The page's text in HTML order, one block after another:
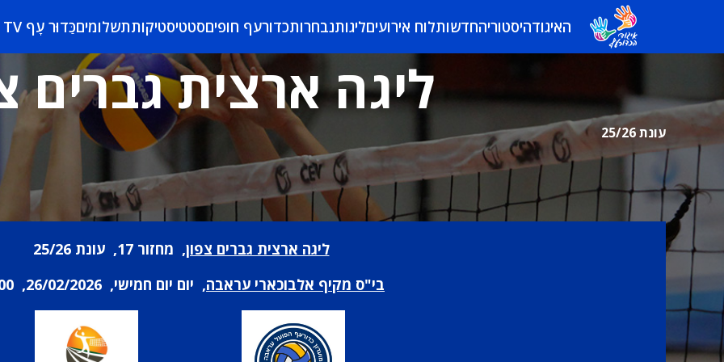
האיגודהיסטוריהחדשותלוח אירועיםליגותנבחרותכדורעף חופיםסטטיסטיקותתשלומיםכַּדוּר עָף TV
ליגה ארצית גברים
עונת 25/26
ליגה ארצית גברים צפון, מחזור 17, עונת 25/26
בי"ס מקיף אלבוכארי עראבה, יום יום חמישי, 26/02/2026, 20:00